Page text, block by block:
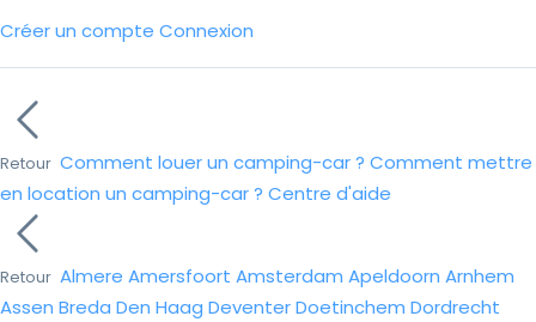
Créer un compte Connexion
Retour Comment louer un camping-car ? Comment mettre
en location un camping-car ? Centre d'aide
Retour Almere Amersfoort Amsterdam Apeldoorn Arnhem
Assen Breda Den Haag DeventerDoetinchem Dordrecht